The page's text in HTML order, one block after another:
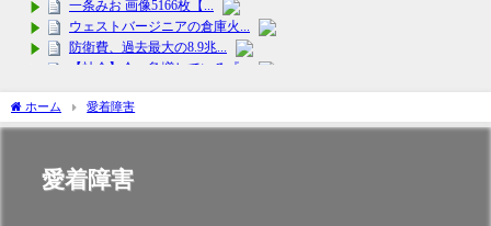
ホーム 愛着障害
愛着障害